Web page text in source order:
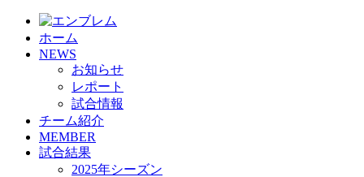
ホーム
NEWS
お知らせ
レポート
試合情報
チーム紹介
MEMBER
試合結果
2025年シーズン
HOME
チーム紹介
選手・スタッフ紹介